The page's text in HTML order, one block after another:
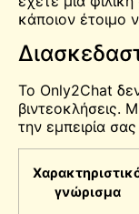
κάποιον έτοιμο
Το Only2Chat
βιντεοκλήσεις.
την εμπειρία
γνώρισμα